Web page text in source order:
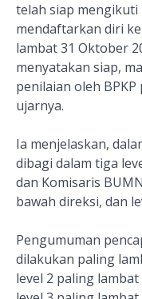
telah siap
mendaftarkan diri
lambat 31 Oktober
menyatakan siap,
penilaian oleh
ujarnya.
Ia menjelaskan,
dibagi dalam tiga
dan Komisaris
bawah direksi, dan
Pengumuman
dilakukan paling
level 2 paling